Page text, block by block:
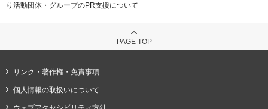
り活動団体・グループのPR支援について
PAGE TOP
リンク・著作権・免責事項
個人情報の取扱いについて